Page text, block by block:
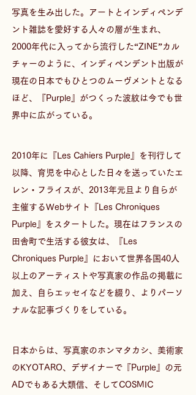
写真を生み出した。アートとインディペンデ
ント雑誌を愛好する人々の層が生まれ、
2000年代に入ってから流行した“ZINE”カル
チャーのように、インディペンデント出版が
現在の日本でもひとつのムーヴメントとなる
ほど、『Purple』がつくった波紋は今でも世
界中に広がっている。
2010年に『Les Cahiers Purple』を刊行して
以降、育児を中心とした日々を送っていたエ
レン・フライスが、2013年元旦より自らが
主催するWebサイト『Les Chroniques
Purple』をスタートした。現在はフランスの
田舎町で生活する彼女は、『Les
Chroniques Purple』において世界各国40人
以上のアーティストや写真家の作品の掲載に
加え、自らエッセイなどを綴り、よりパーソ
ナルな記事づくりをしている。
日本からは、写真家のホンマタカシ、美術家
のKYOTARO、デザイナーで『Purple』の元
ADでもある大類信、そしてCOSMIC